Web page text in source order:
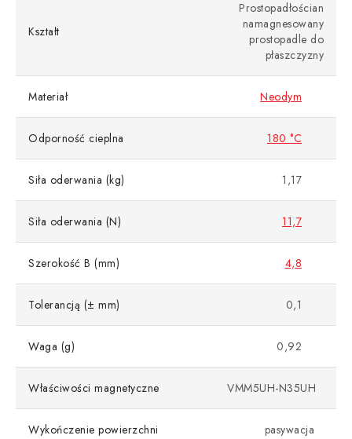
Kształt
Prostopadłościan
namagnesowany
prostopadle do
płaszczyzny
Materiał Neodym
Odporność cieplna 180 °C
Siła oderwania (kg) 1,17
Siła oderwania (N) 11,7
Szerokość B (mm) 4,8
Tolerancją (± mm) 0,1
Waga (g) 0,92
Właściwości magnetyczne VMM5UH-N35UH
Wykończenie powierzchni pasywacja